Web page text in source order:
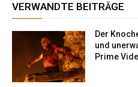
VERWANDTE BEITRÄGE
Der
und
Prime